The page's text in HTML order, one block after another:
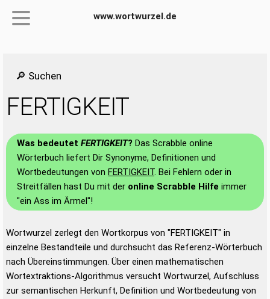
www.wortwurzel.de
🔎 Suchen
FERTIGKEIT
Was bedeutet FERTIGKEIT? Das Scrabble online
Wörterbuch liefert Dir Synonyme, Definitionen und
Wortbedeutungen von FERTIGKEIT. Bei Fehlern oder in
Streitfällen hast Du mit der online Scrabble Hilfe immer
"ein Ass im Ärmel"!
Wortwurzel zerlegt den Wortkorpus von "FERTIGKEIT" in
einzelne Bestandteile und durchsucht das Referenz-Wörterbuch
nach Übereinstimmungen. Über einen mathematischen
Wortextraktions-Algorithmus versucht Wortwurzel, Aufschluss
zur semantischen Herkunft, Definition und Wortbedeutung von